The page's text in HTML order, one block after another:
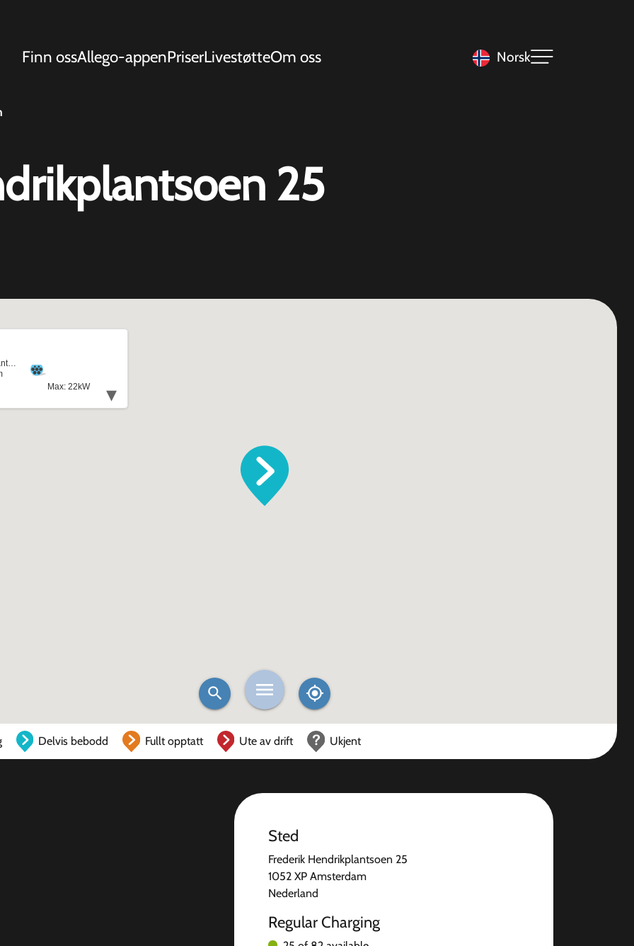
Finn ossAllego-appenPriserLivestøtteOm oss Norsk
25
Delvis bebodd Fullt opptatt Ute av drift Ukjent
Sted
Frederik Hendrikplantsoen 25
1052 XP Amsterdam
Nederland
Regular Charging